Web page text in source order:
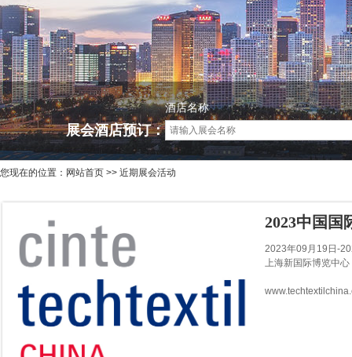
展会酒店预订：
酒店名称
您现在的位置： 网站首页 >> 近期展会活动
2023中国国
2023年09月19日-
上海新国际博览中心